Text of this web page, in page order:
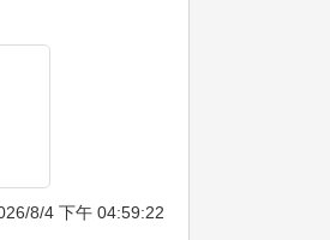
8/4 下午 04:59:22